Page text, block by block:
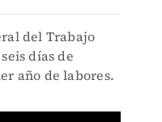
del Trabajo
días de
año de labores.